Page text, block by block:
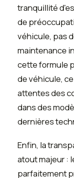
tranquillité
de
véhicule, pas
maintenance
cette formule
de véhicule,
attentes des
dans des
dernières
Enfin, la
atout majeur :
parfaitement